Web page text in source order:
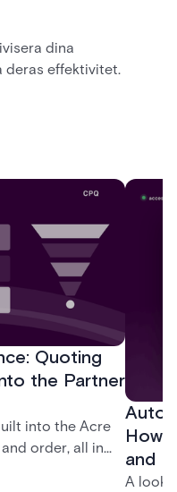
dina
deras effektivitet.
Quoting
the Partner
into the Acre
order, all in
How
and
A look